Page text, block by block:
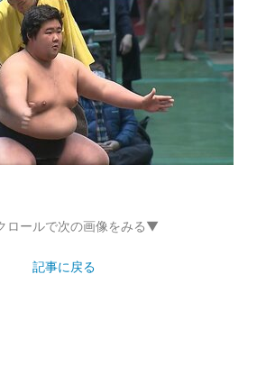
ロールで次の画像をみる▼
記事に戻る